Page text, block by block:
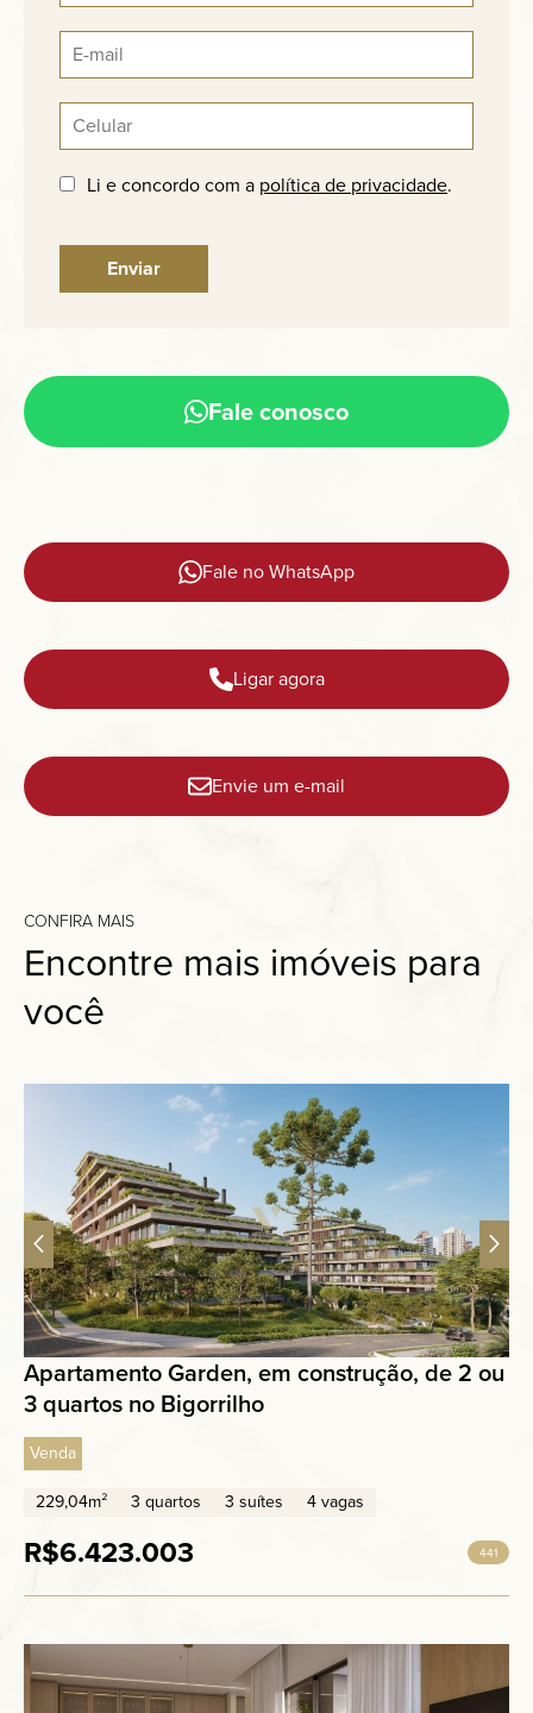
Li e concordo com a política de privacidade.
Fale conosco
Fale no WhatsApp
Ligar agora
Envie um e-mail
CONFIRA MAIS
Encontre mais imóveis para
você
Apartamento Garden, em construção, de 2 ou
3 quartos no Bigorrilho
Venda
229,04m²
3 quartos 3 suítes 4 vagas
R$6.423.003 441